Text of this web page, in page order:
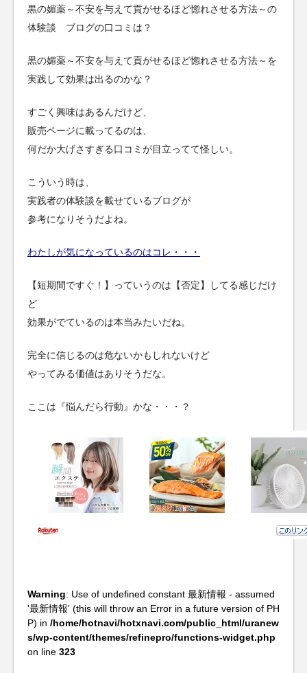
黒の媚薬～不安を与えて貢がせるほど惚れさせる方法～の
体験談 ブログの口コミは？
黒の媚薬～不安を与えて貢がせるほど惚れさせる方法～を
実践して効果は出るのかな？
すごく興味はあるんだけど、
販売ページに載ってるのは、
何だか大げさすぎる口コミが目立ってて怪しい。
こういう時は、
実践者の体験談を載せているブログが
参考になりそうだよね。
わたしが気になっているのはコレ・・・
【短期間ですぐ！】っていうのは【否定】してる感じだけ
ど
効果がでているのは本当みたいだね。
完全に信じるのは危ないかもしれないけど
やってみる価値はありそうだな。
ここは『悩んだら行動』かな・・・？
Warning: Use of undefined constant 最新情報 - assumed
'最新情報' (this will throw an Error in a future version of PH
P) in /home/hotnavi/hotxnavi.com/public_html/uranew
s/wp-content/themes/refinepro/functions-widget.php
on line 323